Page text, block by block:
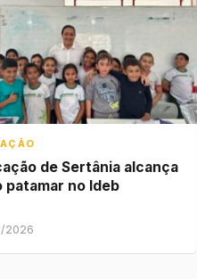
de Sertânia alcança
patamar no Ideb
2026